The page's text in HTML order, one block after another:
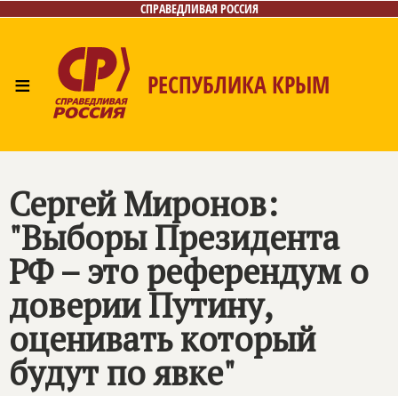
СПРАВЕДЛИВАЯ РОССИЯ
≡ РЕСПУБЛИКА КРЫМ
Сергей Миронов:
"Выборы Президента
РФ – это референдум о
доверии Путину,
оценивать который
будут по явке"